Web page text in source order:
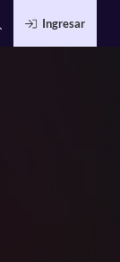
Ingresar